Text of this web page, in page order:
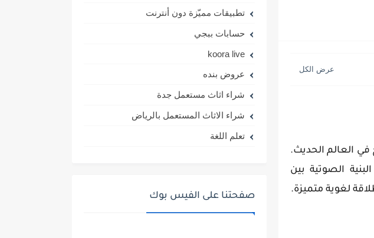
في العالم الحديث.
الصوتية بين
لغوية متميزة.
تطبيقات مميّزة دون أنترنت
حسابات ببجي
koora live
عروض بنده
شراء اثاث مستعمل جدة
شراء الاثاث المستعمل بالرياض
تعلم اللغة
صفحتنا على الفيس بوك